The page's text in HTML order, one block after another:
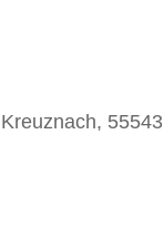
55543